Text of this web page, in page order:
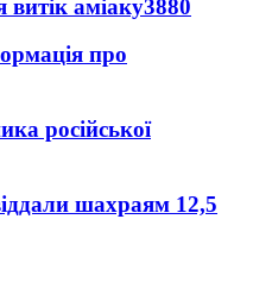
витік аміаку3880
про
російської
шахраям 12,5